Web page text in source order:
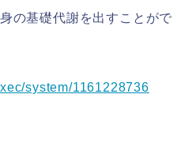
の基礎代謝を出すことがで
system/1161228736